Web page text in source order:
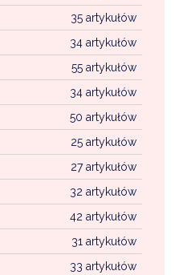
35 artykułów
34 artykułów
55 artykułów
34 artykułów
50 artykułów
25 artykułów
27 artykułów
32 artykułów
42 artykułów
31 artykułów
33 artykułów